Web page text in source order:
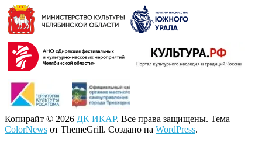
Копирайт © 2026 ДК ИКАР. Все права защищены. Тема
ColorNews от ThemeGrill. Создано на WordPress.